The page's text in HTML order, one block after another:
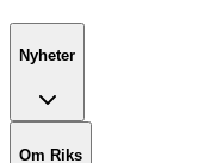
Nyheter
Om Riks